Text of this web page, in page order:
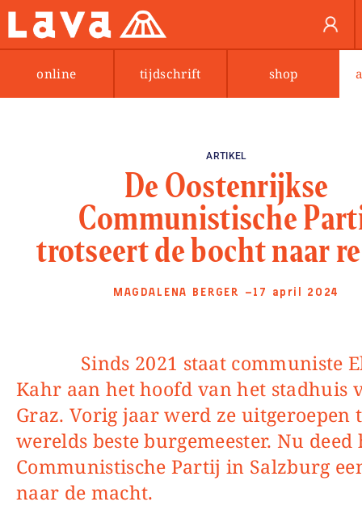
online tijdschrift shop
ARTIKEL
De Oostenrijkse
Communistische
trotseert de bocht naar
MAGDALENA BERGER —17 april 2024
Sinds 2021 staat communiste Elke
Kahr aan het hoofd van het stadhuis
Graz. Vorig jaar werd ze uitgeroepen
werelds beste burgemeester. Nu deed
Communistische Partij in Salzburg
naar de macht.